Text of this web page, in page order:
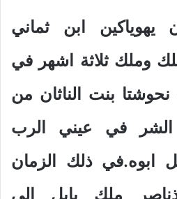
20:- كان يهوياكين ابن ثماني
وملك ثلاثة اشهر في
بنت الناثان من
الشر في عيني الرب
ذلك الزمان
ملك بابل الى